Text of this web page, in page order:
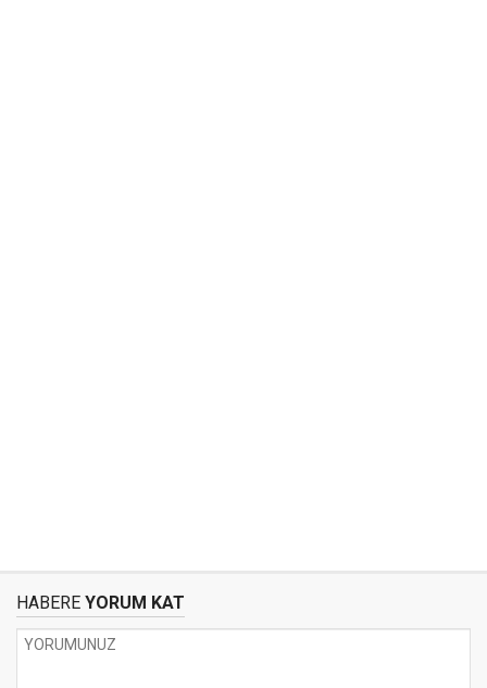
HABERE YORUM KAT